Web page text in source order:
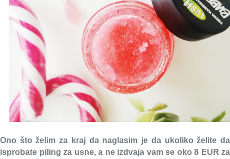
Ono što želim za kraj da naglasim je da ukoliko želite da
isprobate piling za usne, a ne izdvaja vam se oko 8 EUR za